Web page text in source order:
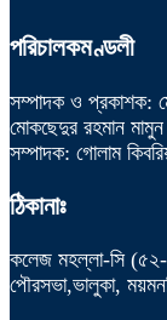
পরিচালকমণ্ডলী
সম্পাদক ও প্রকাশক:
মোকছেদুর রহমান
সম্পাদক: গোলাম
ঠিকানাঃ
কলেজ মহল্লা-সি (৫২-
পৌরসভা,ভালুকা,